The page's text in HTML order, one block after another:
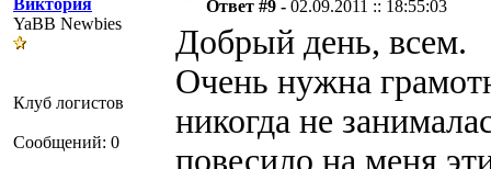
Виктория
YaBB Newbies
Клуб логистов
Сообщений: 0
Ответ #9 - 02.09.2011 :: 18:55:03
Добрый день, всем.
Очень нужна
никогда не
повесило на меня